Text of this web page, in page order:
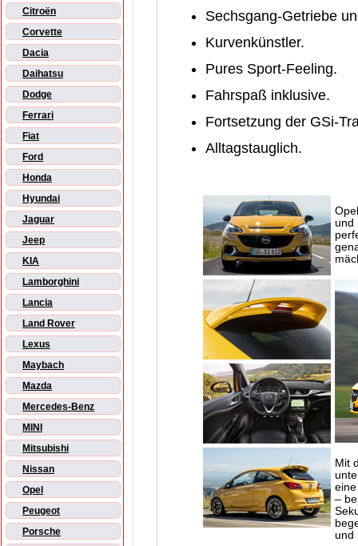
Citroën
Corvette
Dacia
Daihatsu
Dodge
Ferrari
Fiat
Ford
Honda
Hyundai
Jaguar
Jeep
KIA
Lamborghini
Lancia
Land Rover
Lexus
Maybach
Mazda
Mercedes-Benz
MINI
Mitsubishi
Nissan
Opel
Peugeot
Porsche
Sechsgang-Getriebe
Kurvenkünstler.
Pures Sport-Feeling.
Fahrspaß inklusive.
Fortsetzung der GSi-
Alltagstauglich.
und
Mit
–
und